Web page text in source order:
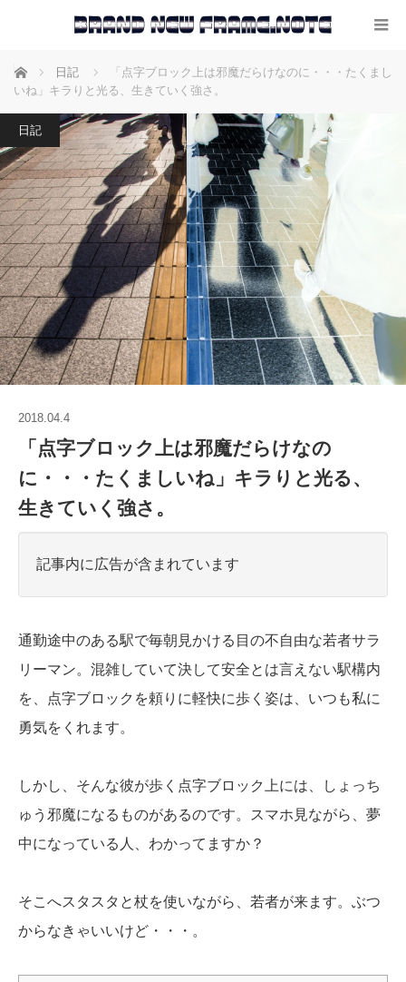
ホーム 日記
「点字ブロック上は邪魔だらけなのに・・・たくまし
いね」キラりと光る、生きていく強さ。
日記
2018.04.4
「点字ブロック上は邪魔だらけなの
に・・・たくましいね」キラりと光る、
生きていく強さ。
記事内に広告が含まれています
通勤途中のある駅で毎朝見かける目の不自由な若者サラ
リーマン。混雑していて決して安全とは言えない駅構内
を、点字ブロックを頼りに軽快に歩く姿は、いつも私に
勇気をくれます。
しかし、そんな彼が歩く点字ブロック上には、しょっち
ゅう邪魔になるものがあるのです。スマホ見ながら、夢
中になっている人、わかってますか？
そこへスタスタと杖を使いながら、若者が来ます。ぶつ
からなきゃいいけど・・・。